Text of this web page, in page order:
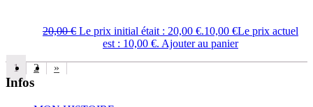
20,00€ Le prix initial était : 20,00 €.10,00 €Le prix actuel
est : 10,00 €. Ajouter au panier
1 2 »
Infos